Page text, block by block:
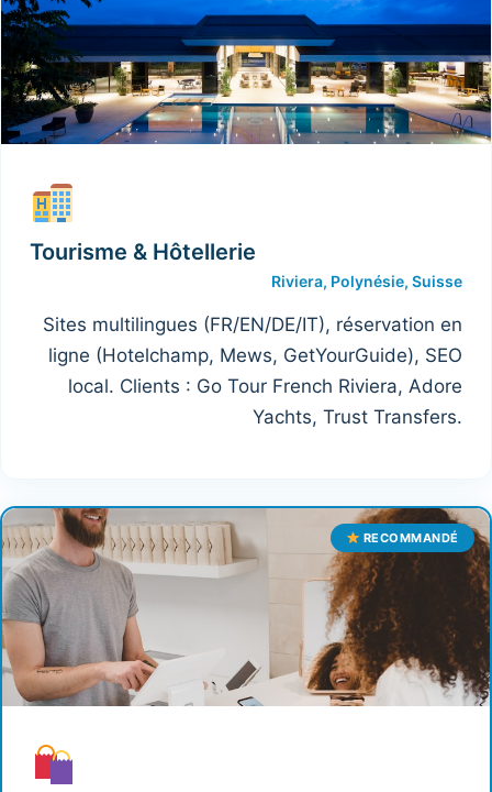
Tourisme & Hôtellerie
Riviera, Polynésie, Suisse
Sites multilingues (FR/EN/DE/IT), réservation en
ligne (Hotelchamp, Mews, GetYourGuide), SEO
local. Clients : Go Tour French Riviera, Adore
Yachts, Trust Transfers.
RECOMMANDÉ